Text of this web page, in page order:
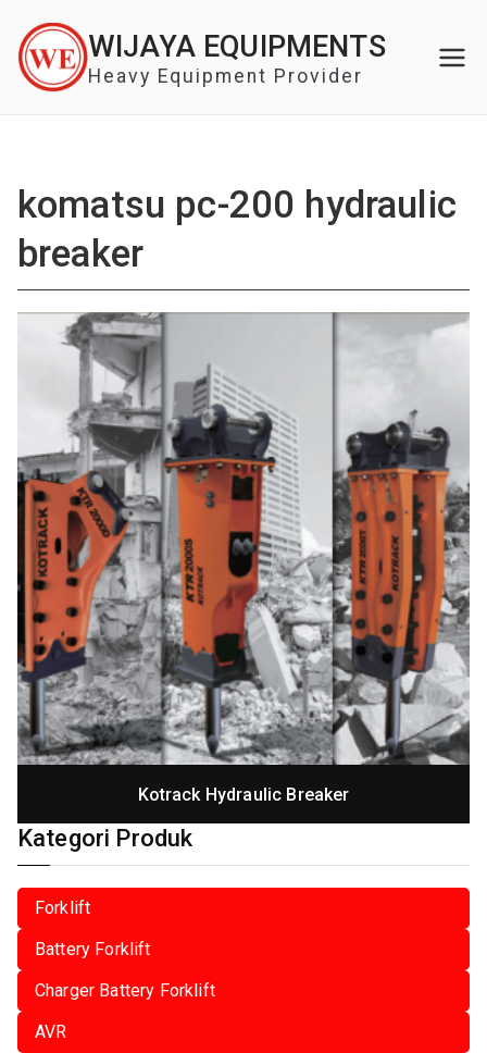
content
WIJAYA EQUIPMENTS
Heavy Equipment Provider
komatsu pc-200 hydraulic
breaker
Kotrack Hydraulic Breaker
Kategori Produk
Forklift
Battery Forklift
Charger Battery Forklift
AVR